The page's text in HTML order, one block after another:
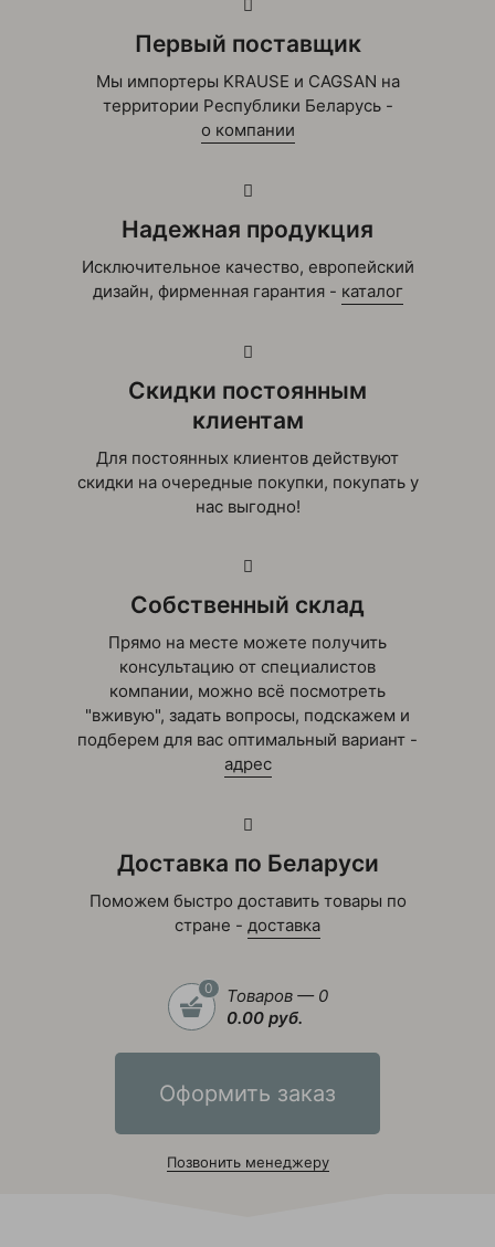
Первый поставщик
Мы импортеры KRAUSE и CAGSAN на
территории Республики Беларусь -
о компании
Надежная продукция
Исключительное качество, европейский
дизайн, фирменная гарантия - каталог
Скидки постоянным
клиентам
Для постоянных клиентов действуют
скидки на очередные покупки, покупать у
нас выгодно!
Собственный склад
Прямо на месте можете получить
консультацию от специалистов
компании, можно всё посмотреть
"вживую", задать вопросы, подскажем и
подберем для вас оптимальный вариант -
адрес
Доставка по Беларуси
Поможем быстро доставить товары по
стране - доставка
0
Товаров — 0
0.00 руб.
Оформить заказ
Позвонить менеджеру